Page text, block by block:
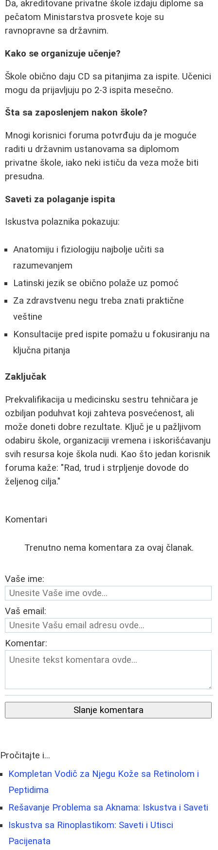
Da, akreditovane privatne škole izdaju diplome sa
pečatom Ministarstva prosvete koje su
ravnopravne sa državnim.
Kako se organizuje učenje?
Škole obično daju CD sa pitanjima za ispite. Učenici
mogu da prijavljuju po 2-3 ispita mesečno.
Šta sa zaposlenjem nakon škole?
Mnogi korisnici foruma potvrđuju da je moguće
raditi u državnim ustanovama sa diplomom
privatne škole, iako neki ističu da veza može biti
presudna.
Saveti za polaganje ispita
Iskustva polaznika pokazuju:
Anatomiju i fiziologiju najbolje učiti sa
razumevanjem
Latinski jezik se obično polaže uz pomoć
Za zdravstvenu negu treba znati praktične
veštine
Konsultacije pred ispite pomažu u fokusiranju na
ključna pitanja
Zaključak
Prekvalifikacija u medicinsku sestru tehničara je
ozbiljan poduhvat koji zahteva posvećenost, ali
može doneti dobre rezultate. Ključ je u pažljivom
odabiru škole, organizaciji vremena i iskorišćavanju
svih resursa koje škola nudi. Kao što jedan korisnik
foruma kaže: "Rad, trud i strpljenje dovode do
željenog cilja."
Komentari
Trenutno nema komentara za ovaj članak.
Vaše ime:
Vaš email:
Komentar:
Slanje komentara
Pročitajte i...
Kompletan Vodič za Njegu Kože sa Retinolom i
Peptidima
Rešavanje Problema sa Aknama: Iskustva i Saveti
Iskustva sa Rinoplastikom: Saveti i Utisci
Pacijenata